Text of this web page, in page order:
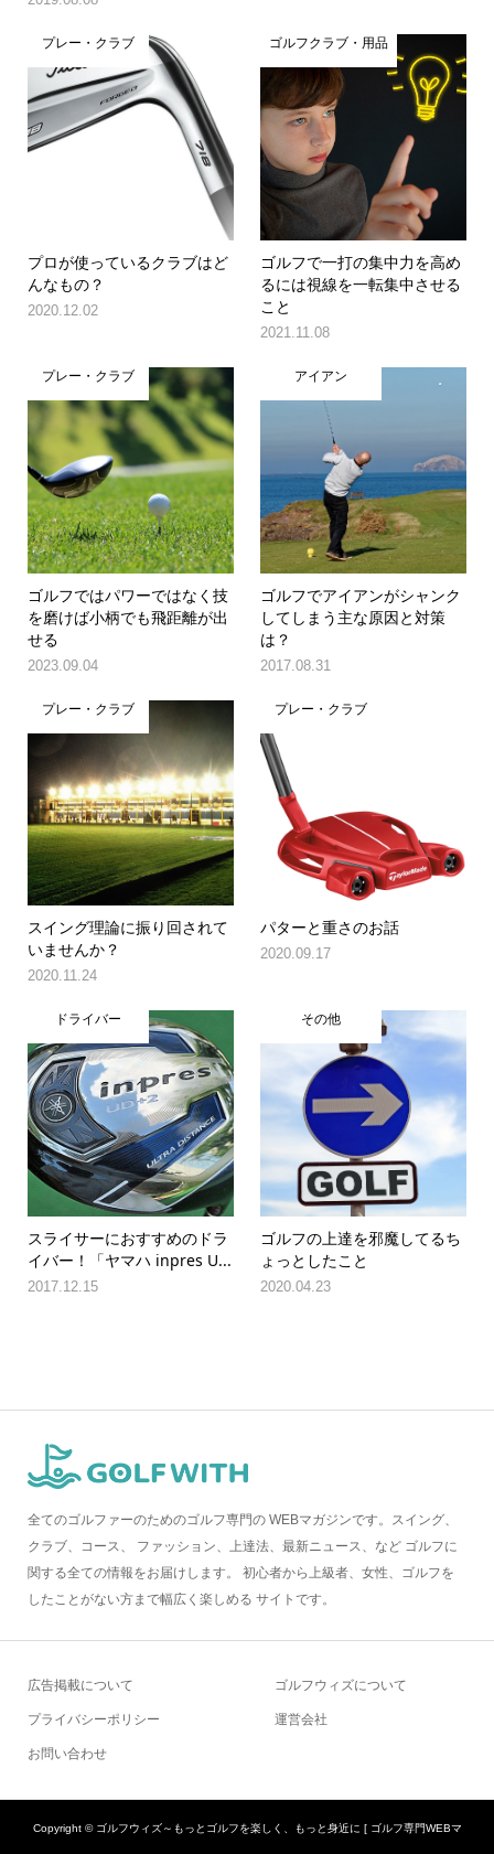
プレー・クラブ
プロが使っているクラブはど
んなもの？
2020.12.02
ゴルフクラブ・用品
ゴルフで一打の集中力を高め
るには視線を一転集中させる
こと
2021.11.08
プレー・クラブ
ゴルフではパワーではなく技
を磨けば小柄でも飛距離が出
せる
2023.09.04
アイアン
ゴルフでアイアンがシャンク
してしまう主な原因と対策
は？
2017.08.31
プレー・クラブ
スイング理論に振り回されて
いませんか？
2020.11.24
プレー・クラブ
パターと重さのお話
2020.09.17
ドライバー
スライサーにおすすめのドラ
イバー！「ヤマハ inpres U...
2017.12.15
その他
ゴルフの上達を邪魔してるち
ょっとしたこと
2020.04.23
全てのゴルファーのためのゴルフ専門の WEBマガジンです。スイング、
クラブ、コース、 ファッション、上達法、最新ニュース、など ゴルフに
関する全ての情報をお届けします。 初心者から上級者、女性、ゴルフを
したことがない方まで幅広く楽しめる サイトです。
広告掲載について
プライバシーポリシー
お問い合わせ
ゴルフウィズについて
運営会社
Copyright ©ゴルフウィズ～もっとゴルフを楽しく、もっと身近に [ ゴルフ専門WEBマ